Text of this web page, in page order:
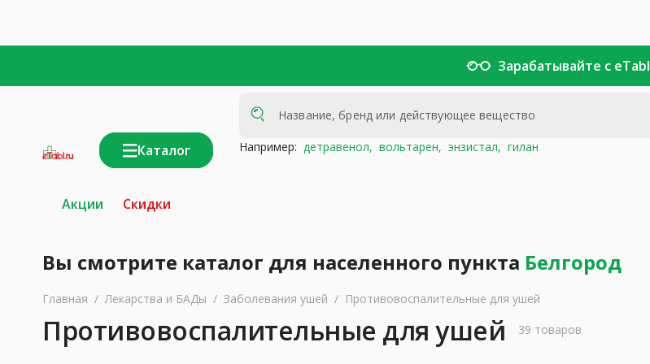
Зарабатывайте с eTabl
Каталог Например: детравенол, вольтарен, энзистал, гилан
Акции Скидки
Вы смотрите каталог для населенного пункта Белгород
Главная / Лекарства и БАДы / Заболевания ушей / Противовоспалительные для ушей
Противовоспалительные для ушей 39 товаров